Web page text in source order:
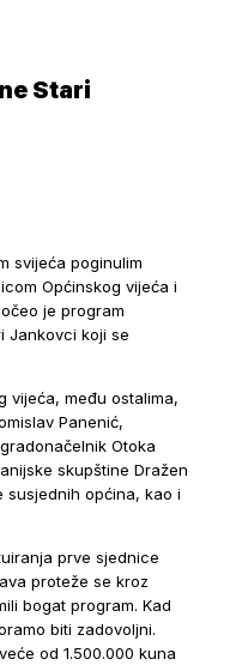
Stari
svijeća poginulim
Općinskog vijeća i
je program
Jankovci koji se
vijeća, među ostalima,
Panenić,
Otoka
skupštine Dražen
susjednih općina, kao i
prve sjednice
proteže se kroz
bogat program. Kad
biti zadovoljni.
od 1.500.000 kuna